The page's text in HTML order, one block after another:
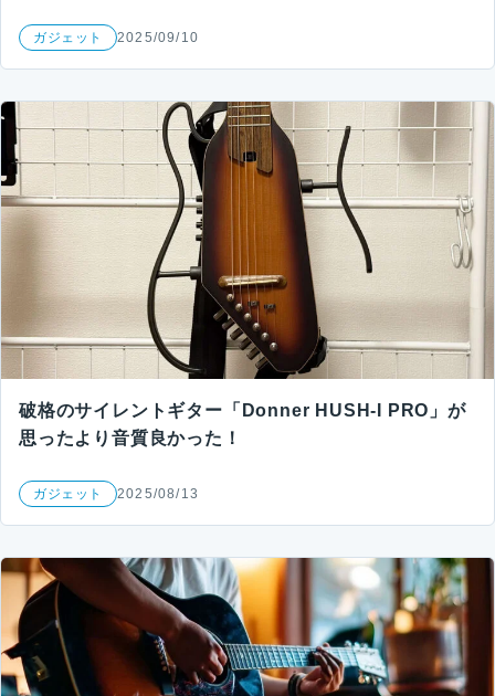
ガジェット 2025/09/10
破格のサイレントギター「Donner HUSH-I PRO」が
思ったより音質良かった！
ガジェット 2025/08/13